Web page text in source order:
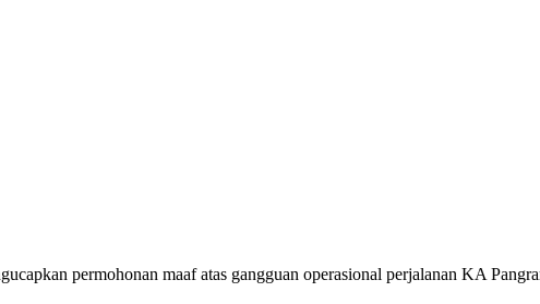
permohonan maaf atas gangguan operasional perjalanan KA